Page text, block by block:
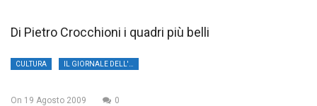
Di Pietro Crocchioni i quadri più belli
CULTURA
On 19 Agosto 2009 0